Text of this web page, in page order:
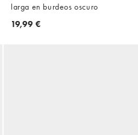
larga en burdeos oscuro
19,99 €